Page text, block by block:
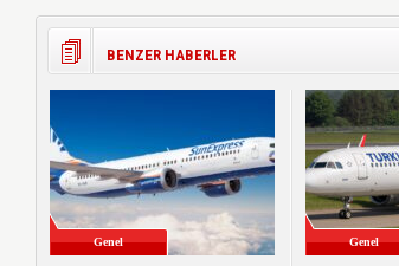
BENZER HABERLER
Genel Genel